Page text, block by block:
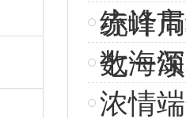
统计
赤峰
七一
数海
浓情